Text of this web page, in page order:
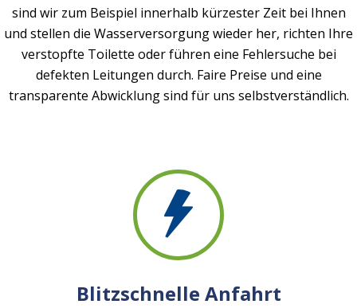
sind wir zum Beispiel innerhalb kürzester Zeit bei Ihnen
und stellen die Wasserversorgung wieder her, richten Ihre
verstopfte Toilette oder führen eine Fehlersuche bei
defekten Leitungen durch. Faire Preise und eine
transparente Abwicklung sind für uns selbstverständlich.
Blitzschnelle Anfahrt